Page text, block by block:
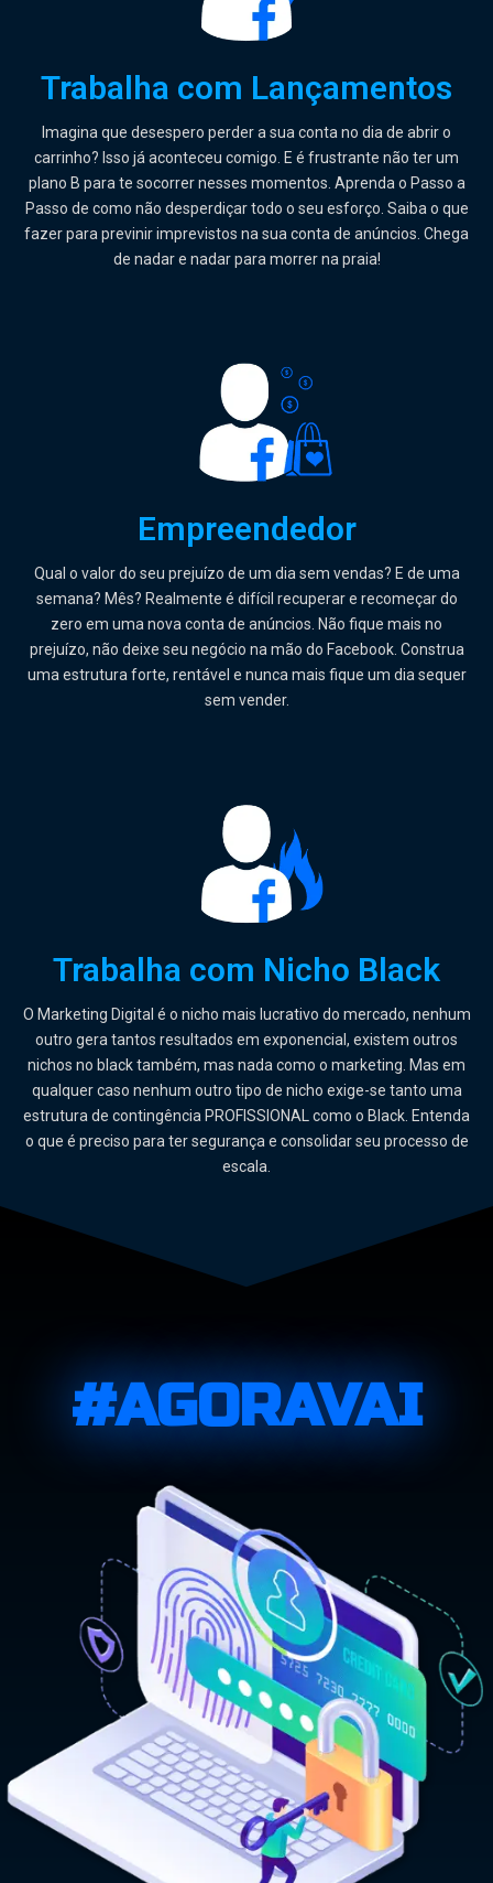
Trabalha com Lançamentos
Imagina que desespero perder a sua conta no dia de abrir o
carrinho? Isso já aconteceu comigo. E é frustrante não ter um
plano B para te socorrer nesses momentos. Aprenda o Passo a
Passo de como não desperdiçar todo o seu esforço. Saiba o que
fazer para previnir imprevistos na sua conta de anúncios. Chega
de nadar e nadar para morrer na praia!
Empreendedor
Qual o valor do seu prejuízo de um dia sem vendas? E de uma
semana? Mês? Realmente é difícil recuperar e recomeçar do
zero em uma nova conta de anúncios. Não fique mais no
prejuízo, não deixe seu negócio na mão do Facebook. Construa
uma estrutura forte, rentável e nunca mais fique um dia sequer
sem vender.
Trabalha com Nicho Black
O Marketing Digital é o nicho mais lucrativo do mercado, nenhum
outro gera tantos resultados em exponencial, existem outros
nichos no black também, mas nada como o marketing. Mas em
qualquer caso nenhum outro tipo de nicho exige-se tanto uma
estrutura de contingência PROFISSIONAL como o Black. Entenda
o que é preciso para ter segurança e consolidar seu processo de
escala.
#AGORAVAI